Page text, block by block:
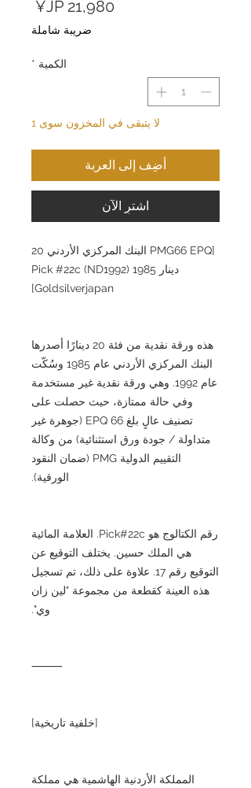
ضريبة شاملة
الكمية *
لا يتبقى في المخزون سوى 1
أضِف إلى العربة
اشترِ الآن
[PMG66 EPQ البنك المركزي الأردني 20
دينار 1985 (ND1992) Pick #22c
Goldsilverjapan]
هذه ورقة نقدية من فئة 20 دينارًا أصدرها
البنك المركزي الأردني عام 1985 وسُكّت
عام 1992. وهي ورقة نقدية غير مستخدمة
وفي حالة ممتازة، حيث حصلت على
تصنيف عالٍ بلغ 66 EPQ (جوهرة غير
متداولة / جودة ورق استثنائية) من وكالة
التقييم الدولية PMG (ضمان النقود
الورقية).
رقم الكتالوج هو Pick#22c. العلامة المائية
هي الملك حسين. يختلف التوقيع عن
التوقيع رقم 17. علاوة على ذلك، تم تسجيل
هذه العينة كقطعة من مجموعة "لين زان
وي".
⸻
[خلفية تاريخية]
المملكة الأردنية الهاشمية هي مملكة